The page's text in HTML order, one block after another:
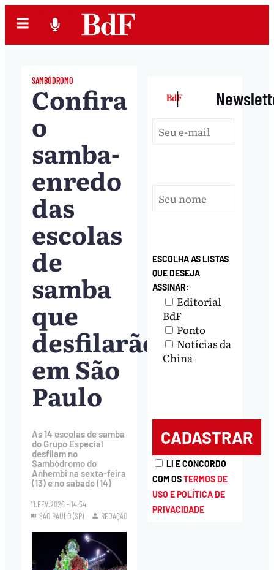
SAMBÓDROMO
Confira
o
samba-
enredo
das
escolas
de
samba
que
desfilarão
em São
Paulo
As 14 escolas de samba
do Grupo Especial
desfilam no
Sambódromo do
Anhembi na sexta-feira
(13) e no sábado (14)
11.FEV.2026 - 14:54
SÃO PAULO (SP)
REDAÇÃO
|
ESCOLHA AS LISTAS
QUE DESEJA
ASSINAR:
Editorial
BdF
Ponto
Notícias da
China
LI E CONCORDO
COM OSTERMOS DE
USO E POLÍTICA DE
PRIVACIDADE